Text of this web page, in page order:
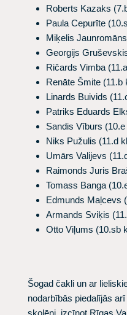
Roberts Kazaks
Paula Cepurīte
Miķelis
Georgijs
Ričards Vimba
Renāte Šmite (11.b
Linards Buivids
Patriks Eduards
Sandis Vīburs
Niks Pužulis (11.d
Umārs Valijevs
Raimonds Juris
Tomass Banga
Edmunds Maļcevs
Armands Sviķis
Otto Viļums (10.sb
Šogad čakli un ar
nodarbībās piedalījās
skolēni, izcīnot Rīgas